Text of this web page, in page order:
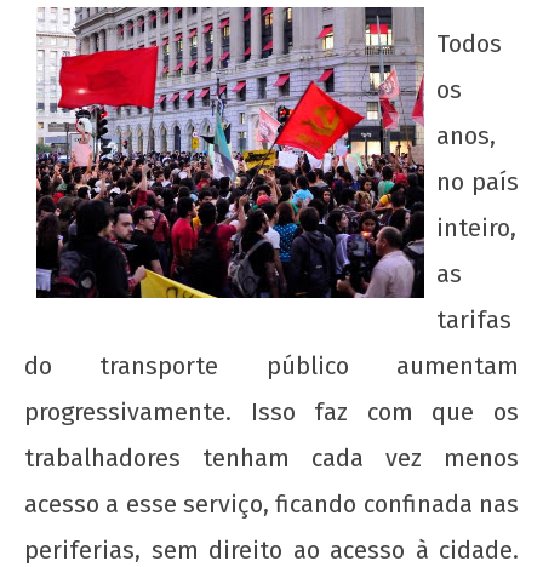
NOW VIEWING
passagem
7 de
de
2013
wp-
admin
Todos
os
anos,
no país
inteiro,
as
tarifas
do transporte público aumentam
progressivamente. Isso faz com que os
trabalhadores tenham cada vez menos
acesso a esse serviço, ficando confinada nas
periferias, sem direito ao acesso à cidade.